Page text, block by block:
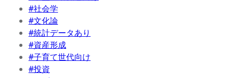
#社会学
#文化論
#統計データあり
#資産形成
#子育て世代向け
#投資